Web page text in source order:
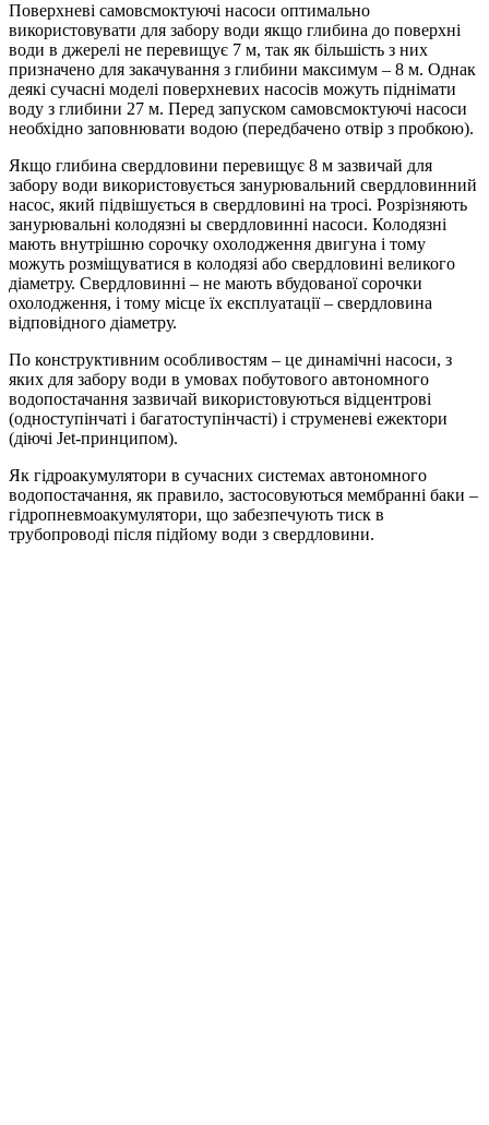
Поверхневі самовсмоктуючі насоси оптимально
використовувати для забору води якщо глибина до поверхні
води в джерелі не перевищує 7 м, так як більшість з них
призначено для закачування з глибини максимум – 8 м. Однак
деякі сучасні моделі поверхневих насосів можуть піднімати
воду з глибини 27 м. Перед запуском самовсмоктуючі насоси
необхідно заповнювати водою (передбачено отвір з пробкою).
Якщо глибина свердловини перевищує 8 м зазвичай для
забору води використовується занурювальний свердловинний
насос, який підвішується в свердловині на тросі. Розрізняють
занурювальні колодязні ы свердловинні насоси. Колодязні
мають внутрішню сорочку охолодження двигуна і тому
можуть розміщуватися в колодязі або свердловині великого
діаметру. Свердловинні – не мають вбудованої сорочки
охолодження, і тому місце їх експлуатації – свердловина
відповідного діаметру.
По конструктивним особливостям – це динамічні насоси, з
яких для забору води в умовах побутового автономного
водопостачання зазвичай використовуються відцентрові
(одноступінчаті і багатоступінчасті) і струменеві ежектори
(діючі Jet-принципом).
Як гідроакумулятори в сучасних системах автономного
водопостачання, як правило, застосовуються мембранні баки –
гідропневмоакумулятори, що забезпечують тиск в
трубопроводі після підйому води з свердловини.